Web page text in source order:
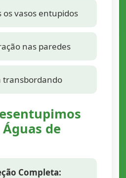
os vasos entupidos
nas paredes
transbordando
de
Completa: